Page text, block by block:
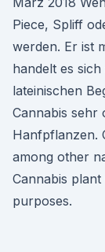
Piece, Spliff
werden. Er ist
handelt es
lateinischen
Cannabis sehr
Hanfpflanzen.
among other
Cannabis
purposes.